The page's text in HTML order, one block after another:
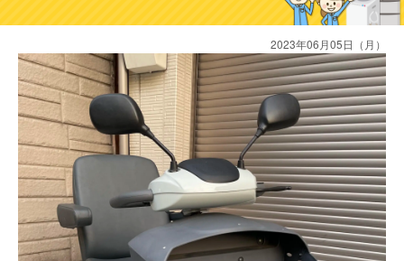
2023年06月05日（月）